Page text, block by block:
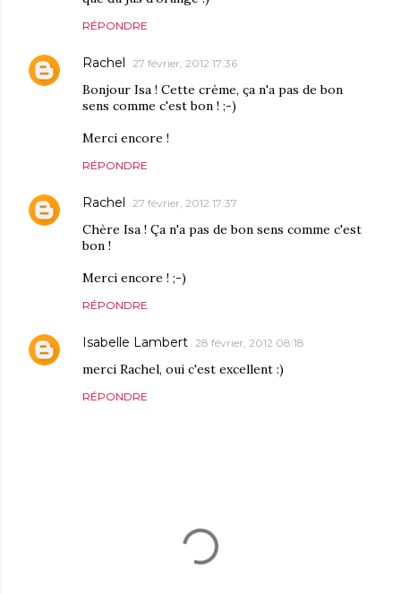
RÉPONDRE
Rachel 27 février, 2012 17:36
Bonjour Isa ! Cette crème, ça n'a pas de bon
sens comme c'est bon ! ;-)
Merci encore !
RÉPONDRE
Rachel 27 février, 2012 17:37
Chère Isa ! Ça n'a pas de bon sens comme c'est
bon !
Merci encore ! ;-)
RÉPONDRE
Isabelle Lambert 28 février, 2012 08:18
merci Rachel, oui c'est excellent :)
RÉPONDRE